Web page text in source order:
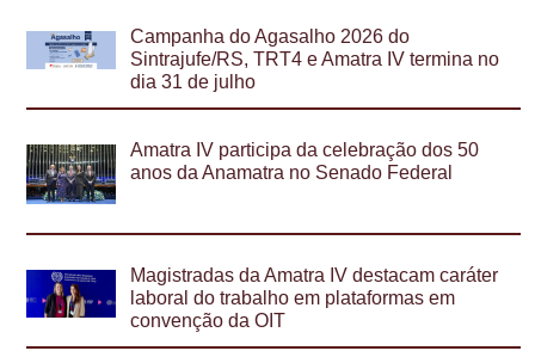
Campanha do Agasalho 2026 do
Sintrajufe/RS, TRT4 e Amatra IV termina no
dia 31 de julho
Amatra IV participa da celebração dos 50
anos da Anamatra no Senado Federal
Magistradas da Amatra IV destacam caráter
laboral do trabalho em plataformas em
convenção da OIT